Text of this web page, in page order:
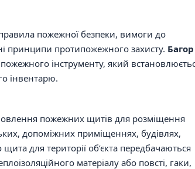
пожежної безпеки, вимоги до
принципи протипожежного захисту. Багор
інструменту, який
інвентарю.
пожежних щитів для розміщення
допоміжних приміщеннях, будівлях,
для території об’єкта передбачаються
матеріалу або повсті, гаки,